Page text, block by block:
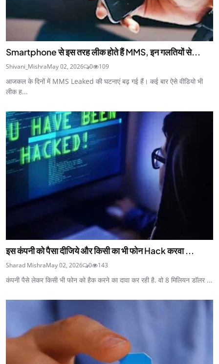
Smartphone से इस तरह लीक होते हैं MMS, इन गलतियों से...
Shivani_MishraMay 02, 2026 0 109
आजकल के दिनों में MMS Leaked की घटनाएं बढ़ गई हैं। कई बार ऐसे वीडियो भी
लीक ह...
इस कंपनी को पैसा दीजिये और किसी का भी फोन Hack करवा ...
Sharad MishraMay 02, 2026 0 143
कंपनी पैसे लेकर किसी भी फोन को हैक करने का दावा कर रही है. वो 8 मिलियन डॉलर ...